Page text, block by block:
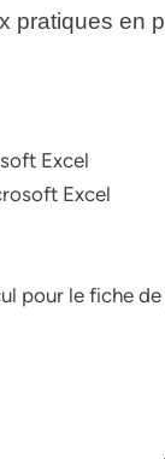
pratiques en
Excel
Excel
pour le fiche